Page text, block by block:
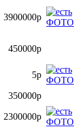
3900000р
450000р
5р
350000р
2300000р